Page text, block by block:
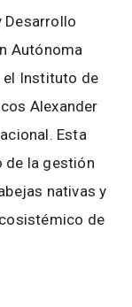
Desarrollo
Autónoma
el Instituto de
Alexander
Esta
de la gestión
nativas y
de